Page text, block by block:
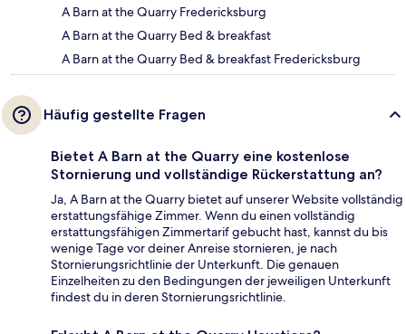
A Barn at the Quarry Fredericksburg
A Barn at the Quarry Bed & breakfast
A Barn at the Quarry Bed & breakfast Fredericksburg
Häufig gestellte Fragen
Bietet A Barn at the Quarry eine kostenlose
Stornierung und vollständige Rückerstattung an?
Ja, A Barn at the Quarry bietet auf unserer Website vollständig
erstattungsfähige Zimmer. Wenn du einen vollständig
erstattungsfähigen Zimmertarif gebucht hast, kannst du bis
wenige Tage vor deiner Anreise stornieren, je nach
Stornierungsrichtlinie der Unterkunft. Die genauen
Einzelheiten zu den Bedingungen der jeweiligen Unterkunft
findest du in deren Stornierungsrichtlinie.